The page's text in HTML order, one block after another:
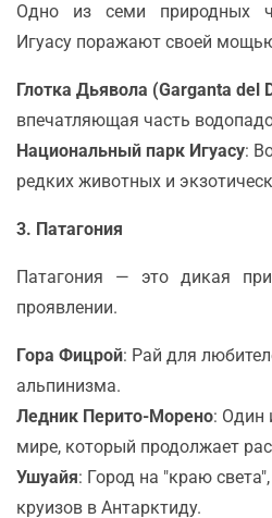
Одно из семи природных
Игуасу поражают своей
Глотка Дьявола (Garganta del
впечатляющая часть
Национальный парк Игуасу:
редких животных и
3. Патагония
Патагония — это дикая
проявлении.
Гора Фицрой: Рай для
альпинизма.
Ледник Перито-Морено: Один
мире, который продолжает
Ушуайя: Город на "краю
круизов в Антарктиду.